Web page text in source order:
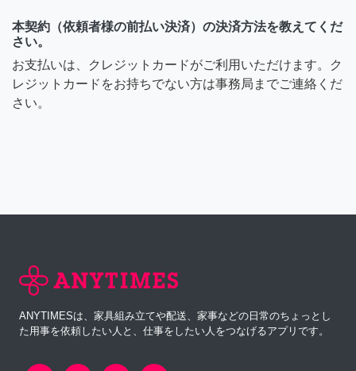
本契約（依頼者様の前払い決済）の決済方法を教えてくだ
さい。
お支払いは、クレジットカードがご利用いただけます。ク
レジットカードをお持ちでない方は事務局までご連絡くだ
さい。
ANYTIMESは、家具組み立てや配送、家事などの日常のちょっとし
た用事を依頼したい人と、仕事をしたい人をつなげるアプリです。